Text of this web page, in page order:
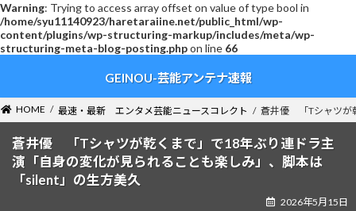
Warning: Trying to access array offset on value of type bool in
/home/syu11140923/haretaraiine.net/public_html/wp-
content/plugins/wp-structuring-markup/includes/meta/wp-
structuring-meta-blog-posting.phpon line 66
ン
ツ
ー
シ
GEINOU-芸能アンテナ速報
HOME 最速・最新 エンタメ芸能ニュースコレクト 蒼井優 「Tシャツが
蒼井優 「Tシャツが乾くまで」で18年ぶり連ドラ主
演「自身の変化が見られることも楽しみ」、脚本は
「silent」の生方美久
2026年5月15日